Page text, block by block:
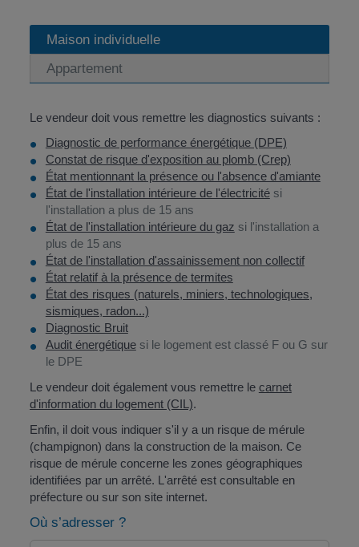
Maison individuelle
Appartement
Le vendeur doit vous remettre les diagnostics suivants :
Diagnostic de performance énergétique (DPE)
Constat de risque d'exposition au plomb (Crep)
État mentionnant la présence ou l'absence d'amiante
État de l'installation intérieure de l'électricitési
l'installation a plus de 15 ans
État de l'installation intérieure du gaz si l'installation a
plus de 15 ans
État de l'installation d'assainissement non collectif
État relatif à la présence de termites
État des risques (naturels, miniers, technologiques,
sismiques, radon...)
Diagnostic Bruit
Audit énergétiquesi le logement est classé F ou G sur
le DPE
Le vendeur doit également vous remettre le carnet
d'information du logement (CIL).
Enfin, il doit vous indiquer s'il y a un risque de mérule
(champignon) dans la construction de la maison. Ce
risque de mérule concerne les zones géographiques
identifiées par un arrêté. L'arrêté est consultable en
préfecture ou sur son site internet.
Où s’adresser ?